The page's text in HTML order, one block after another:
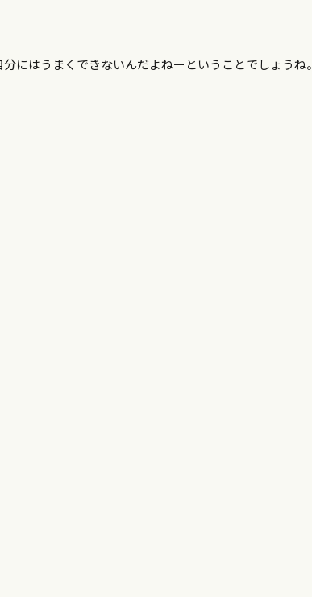
にはうまくできないんだよねーということでしょうね。